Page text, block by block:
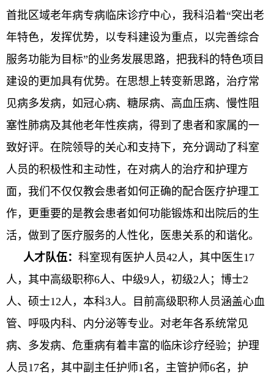
首批区域老年病专病临床诊疗中心， 我科沿着“突出老
年特色，发挥优势，以专科建设为重点，以完善综合
服务功能为目标”的业务发展思路，把我科的特色项目
建设的更加具有优势。在思想上转变新思路，治疗常
见病多发病，如冠心病、糖尿病、高血压病、慢性阻
塞性肺病及其他老年性疾病，得到了患者和家属的一
致好评。在院领导的关心和支持下，充分调动了科室
人员的积极性和主动性，在对病人的治疗和护理方
面，我们不仅仅教会患者如何正确的配合医疗护理工
作，更重要的是教会患者如何功能锻炼和出院后的生
活，做到了医疗服务的人性化，医患关系的和谐化。
人才队伍： 科室现有医护人员42人，其中医生1 7
人，其中高级职称6人、中级9人，初级2人；博士2
人、硕士12人，本科3人。目前高级职称人员涵盖心血
管、呼吸内科、内分泌等专业。对老年各系统常见
病、多发病、危重病有着丰富的临床诊疗经验；护理
人员17名，其中副主任护师1 名，主管护师6名，护